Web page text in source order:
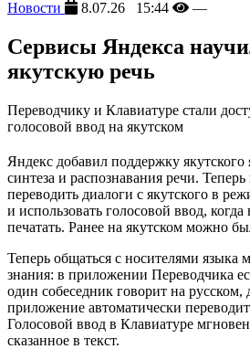
Новости
8.07.26 15:44 —
Сервисы Яндекса
якутскую речь
Переводчику и Клавиатуре стали
голосовой ввод на якутском
Яндекс добавил поддержку
синтеза и распознавания речи.
переводить диалоги с якутского в
и использовать голосовой ввод,
печатать. Ранее на якутском можно
Теперь общаться с носителями языка
знания: в приложении Переводчика
один собеседник говорит на
приложение автоматически
Голосовой ввод в Клавиатуре
сказанное в текст.